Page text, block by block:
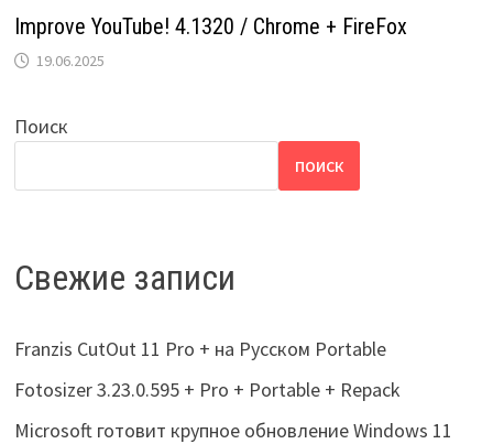
Improve YouTube! 4.1320 / Chrome + FireFox
19.06.2025
Поиск
ПОИСК
Свежие записи
Franzis CutOut 11 Pro + на Русском Portable
Fotosizer 3.23.0.595 + Pro + Portable + Repack
Microsoft готовит крупное обновление Windows 11